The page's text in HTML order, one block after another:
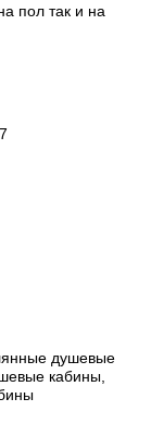
пол так и на
душевые
кабины